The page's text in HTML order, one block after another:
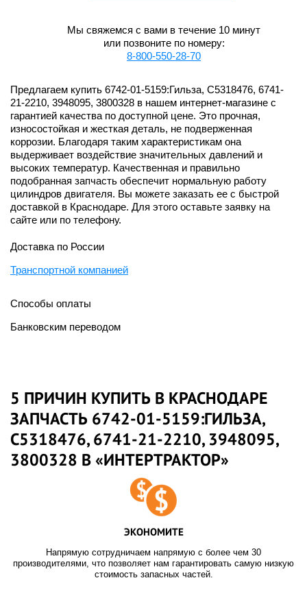
Мы свяжемся с вами в течение 10 минут
или позвоните по номеру:
8-800-550-28-70
Предлагаем купить 6742-01-5159:Гильза, C5318476, 6741-
21-2210, 3948095, 3800328 в нашем интернет-магазине с
гарантией качества по доступной цене. Это прочная,
износостойкая и жесткая деталь, не подверженная
коррозии. Благодаря таким характеристикам она
выдерживает воздействие значительных давлений и
высоких температур. Качественная и правильно
подобранная запчасть обеспечит нормальную работу
цилиндров двигателя. Вы можете заказать ее с быстрой
доставкой в Краснодаре. Для этого оставьте заявку на
сайте или по телефону.
Доставка по России
Транспортной компанией
Способы оплаты
Банковским переводом
5 ПРИЧИН КУПИТЬ В КРАСНОДАРЕ
ЗАПЧАСТЬ 6742-01-5159:ГИЛЬЗА,
C5318476, 6741-21-2210, 3948095,
3800328 В «ИНТЕРТРАКТОР»
ЭКОНОМИТЕ
Напрямую сотрудничаем напрямую с более чем 30
производителями, что позволяет нам гарантировать самую низкую
стоимость запасных частей.